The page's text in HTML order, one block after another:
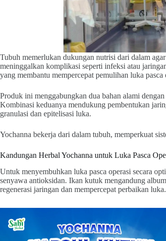
Tubuh memerlukan dukungan nutrisi dari dalam
meninggalkan komplikasi seperti infeksi atau
yang membantu mempercepat pemulihan luka pasca
Produk ini menggabungkan dua bahan alami
Kombinasi keduanya mendukung pembentukan
granulasi dan epitelisasi luka.
Yochanna bekerja dari dalam tubuh, memperkuat
Kandungan Herbal Yochanna untuk Luka Pasca
Untuk menyembuhkan luka pasca operasi secara
senyawa antioksidan. Ikan kutuk mengandung
regenerasi jaringan dan mempercepat perbaikan luka.